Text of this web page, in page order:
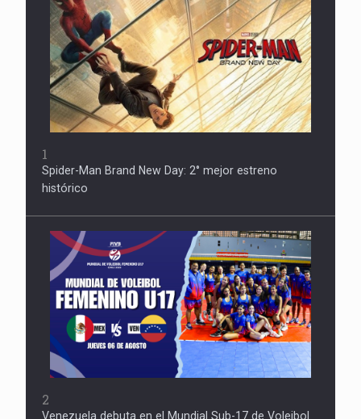
1
Spider-Man Brand New Day: 2° mejor estreno
histórico
2
Venezuela debuta en el Mundial Sub-17 de Voleibol